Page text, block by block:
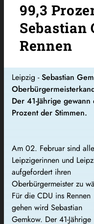
99,3
Sebastian
Rennen
Leipzig -Sebastian
Der 41-Jährige
Prozent der Stimmen.
Am 02. Februar sind alle
Leipzigerinnen und
aufgefordert ihren
Oberbürgermeister zu
Für die CDU ins Rennen
gehen wird Sebastian
Gemkow. Der 41-Jährige